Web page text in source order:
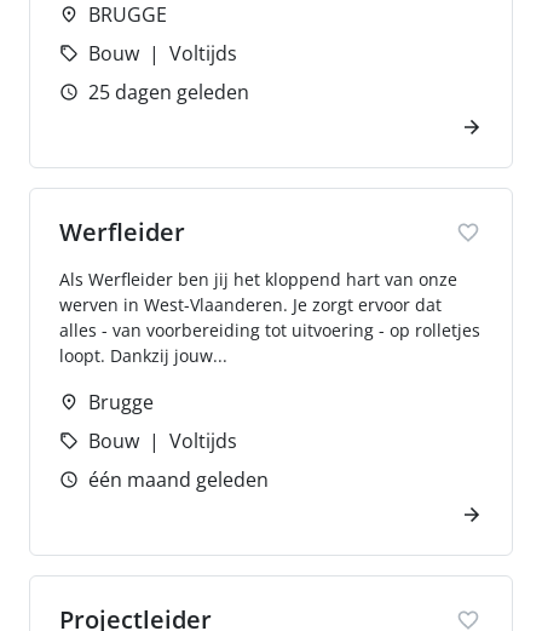
BRUGGE
Bouw
Voltijds
25 dagen geleden
Werfleider
Als Werfleider ben jij het kloppend hart van onze
werven in West-Vlaanderen. Je zorgt ervoor dat
alles - van voorbereiding tot uitvoering - op rolletjes
loopt. Dankzij jouw...
Brugge
Bouw
Voltijds
één maand geleden
Projectleider